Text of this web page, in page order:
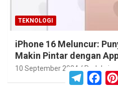
TEKNOLOGI
iPhone 16 Meluncur:
Makin Pintar dengan
10 September 2024 Redaksi
T